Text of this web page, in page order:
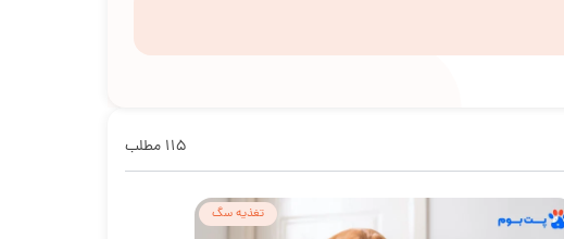
۱۱۵ مطلب
تغذیه سگ